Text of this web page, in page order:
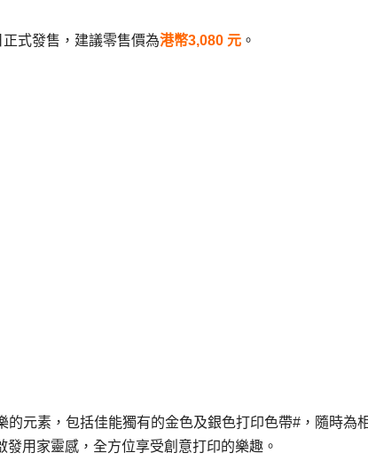
式發售，建議零售價為港幣3,080 元 。
元素，包括佳能獨有的金色及銀色打印色帶#，隨時為
用家靈感，全方位享受創意打印的樂趣。